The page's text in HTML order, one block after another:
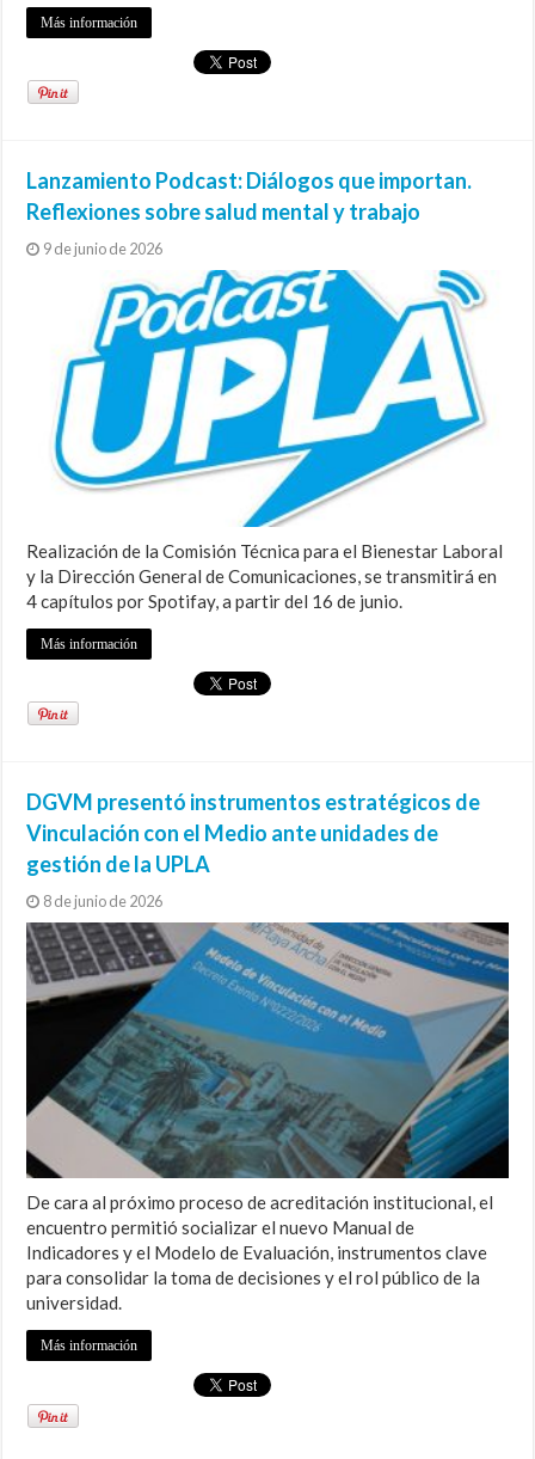
Más información
Lanzamiento Podcast: Diálogos que importan.
Reflexiones sobre salud mental y trabajo
9 de junio de 2026
Realización de la Comisión Técnica para el Bienestar Laboral
y la Dirección General de Comunicaciones, se transmitirá en
4 capítulos por Spotifay, a partir del 16 de junio.
Más información
DGVM presentó instrumentos estratégicos de
Vinculación con el Medio ante unidades de
gestión de la UPLA
8 de junio de 2026
De cara al próximo proceso de acreditación institucional, el
encuentro permitió socializar el nuevo Manual de
Indicadores y el Modelo de Evaluación, instrumentos clave
para consolidar la toma de decisiones y el rol público de la
universidad.
Más información